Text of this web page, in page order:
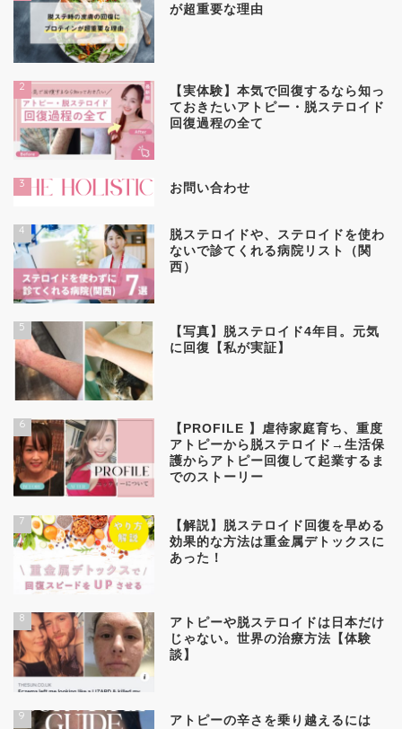
が超重要な理由
2
【実体験】本気で回復するなら知っ
ておきたいアトピー・脱ステロイド
回復過程の全て
3 お問い合わせ
4
脱ステロイドや、ステロイドを使わ
ないで診てくれる病院リスト（関
西）
5
【写真】脱ステロイド4年目。元気
に回復【私が実証】
6
【PROFILE 】虐待家庭育ち、重度
アトピーから脱ステロイド→生活保
護からアトピー回復して起業するま
でのストーリー
7
【解説】脱ステロイド回復を早める
効果的な方法は重金属デトックスに
あった！
8
アトピーや脱ステロイドは日本だけ
じゃない。世界の治療方法【体験
談】
9 アトピーの辛さを乗り越えるには